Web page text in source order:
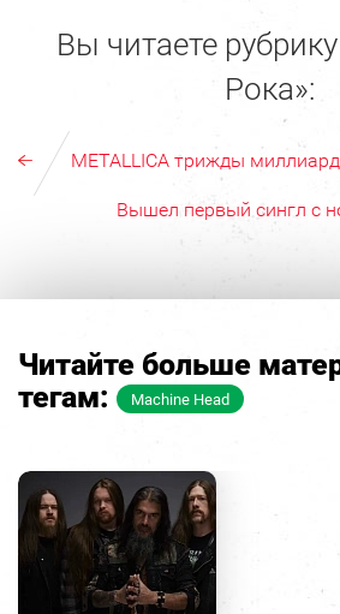
Вы читаете
Рока»:
METALLICA трижды
Вышел первый сингл с
Читайте больше
тегам:
Machine Head